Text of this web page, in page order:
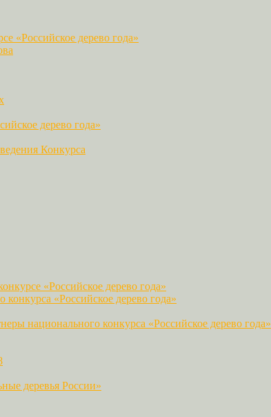
«Российское дерево года»
дерево года»
Конкурса
«Российское дерево года»
«Российское дерево года»
национального конкурса «Российское дерево года»
деревья России»